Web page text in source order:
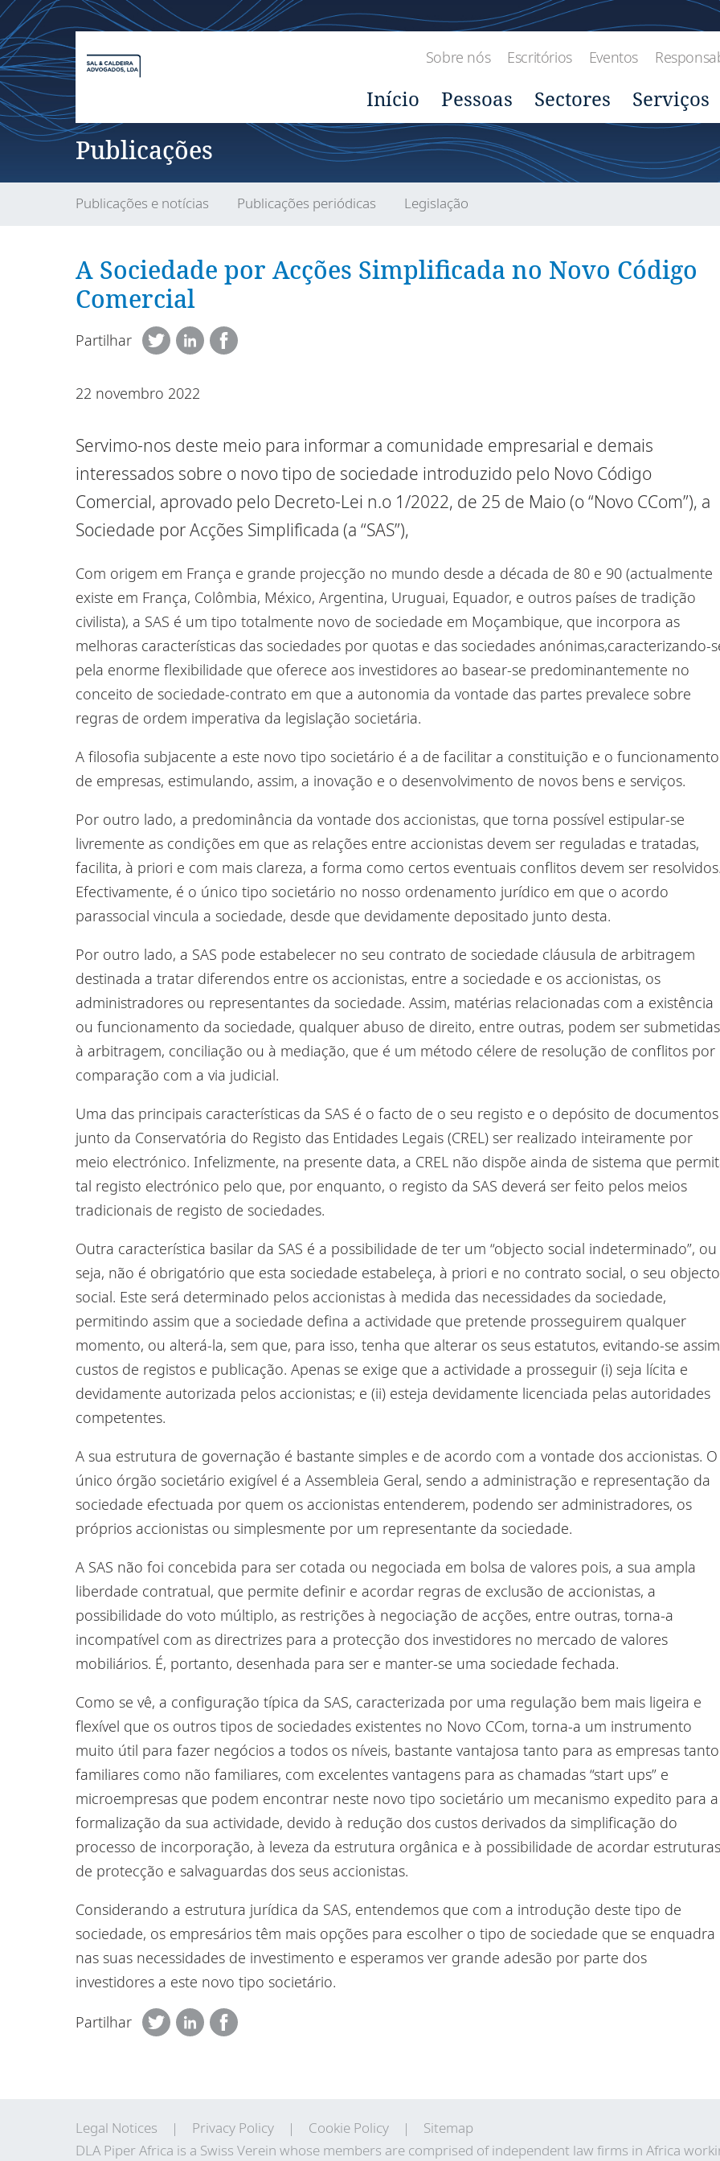
Sobre nós Escritórios Eventos
Início Pessoas Sectores Serviços
Publicações
Publicações e notícias Publicações periódicas Legislação
A Sociedade por Acções Simplificada no Novo Código
Comercial
Partilhar
22 novembro 2022
Servimo-nos deste meio para informar a comunidade empresarial e demais
interessados sobre o novo tipo de sociedade introduzido pelo Novo Código
Comercial, aprovado pelo Decreto-Lei n.o 1/2022, de 25 de Maio (o“Novo CCom”), a
Sociedade por Acções Simplificada (a “SAS”),
Com origem em França e grande projecção no mundo desde a década de 80 e 90 (actualmente
existe em França, Colômbia, México, Argentina, Uruguai, Equador, e outros países de tradição
civilista), a SAS é um tipo totalmente novo de sociedade em Moçambique, que incorpora as
melhoras características das sociedades por quotas e das sociedades anónimas,caracterizando-
pela enorme flexibilidade que oferece aos investidores ao basear-se predominantemente no
conceito de sociedade-contrato em que a autonomia da vontade das partes prevalece sobre
regras de ordem imperativa da legislação societária.
A filosofia subjacente a este novo tipo societário é a de facilitar a constituição e o funcionamento
de empresas, estimulando, assim, a inovação e o desenvolvimento de novos bens e serviços.
Por outro lado, a predominância da vontade dos accionistas, que torna possível estipular-se
livremente as condições em que as relações entre accionistas devem ser reguladas e tratadas,
facilita, à priori e com mais clareza, a forma como certos eventuais conflitos devem ser
Efectivamente, é o único tipo societário no nosso ordenamento jurídico em que o acordo
parassocial vincula a sociedade, desde que devidamente depositado junto desta.
Por outro lado, a SAS pode estabelecer no seu contrato de sociedade cláusula de arbitragem
destinada a tratar diferendos entre os accionistas, entre a sociedade e os accionistas, os
administradores ou representantes da sociedade. Assim, matérias relacionadas com a existência
ou funcionamento da sociedade, qualquer abuso de direito, entre outras, podem ser submetidas
à arbitragem, conciliação ou à mediação, que é um método célere de resolução de conflitos por
comparação com a via judicial.
Uma das principais características da SAS é o facto de o seu registo e o depósito de documentos
junto da Conservatória do Registo das Entidades Legais (CREL) ser realizado inteiramente por
meio electrónico. Infelizmente, na presente data, a CREL não dispõe ainda de sistema que
tal registo electrónico pelo que, por enquanto, o registo da SAS deverá ser feito pelos meios
tradicionais de registo de sociedades.
Outra característica basilar da SAS é a possibilidade de ter um “objecto social indeterminado”, ou
seja, não é obrigatório que esta sociedade estabeleça, à priori e no contrato social, o seu objecto
social. Este será determinado pelos accionistas à medida das necessidades da sociedade,
permitindo assim que a sociedade defina a actividade que pretende prosseguirem qualquer
momento, ou alterá-la, sem que, para isso, tenha que alterar os seus estatutos, evitando-se assim
custos de registos e publicação. Apenas se exige que a actividade a prosseguir (i) seja lícita e
devidamente autorizada pelos accionistas; e (ii) esteja devidamente licenciada pelas autoridades
competentes.
A sua estrutura de governação é bastante simples e de acordo com a vontade dos accionistas. O
único órgão societário exigível é a Assembleia Geral, sendo a administração e representação da
sociedade efectuada por quem os accionistas entenderem, podendo ser administradores, os
próprios accionistas ou simplesmente por um representante da sociedade.
A SAS não foi concebida para ser cotada ou negociada em bolsa de valores pois, a sua ampla
liberdade contratual, que permite definir e acordar regras de exclusão de accionistas, a
possibilidade do voto múltiplo, as restrições à negociação de acções, entre outras, torna-a
incompatível com as directrizes para a protecção dos investidores no mercado de valores
mobiliários. É, portanto, desenhada para ser e manter-se uma sociedade fechada.
Como se vê, a configuração típica da SAS, caracterizada por uma regulação bem mais ligeira e
flexível que os outros tipos de sociedades existentes no Novo CCom, torna-a um instrumento
muito útil para fazer negócios a todos os níveis, bastante vantajosa tanto para as empresas tanto
familiares como não familiares, com excelentes vantagens para as chamadas “start ups” e
microempresas que podem encontrar neste novo tipo societário um mecanismo expedito para a
formalização da sua actividade, devido à redução dos custos derivados da simplificação do
processo de incorporação, à leveza da estrutura orgânica e à possibilidade de acordar estruturas
de protecção e salvaguardas dos seus accionistas.
Considerando a estrutura jurídica da SAS, entendemos que com a introdução deste tipo de
sociedade, os empresários têm mais opções para escolher o tipo de sociedade que se enquadra
nas suas necessidades de investimento e esperamos ver grande adesão por parte dos
investidores a este novo tipo societário.
Partilhar
Legal Notices Privacy Policy Cookie Policy
Sitemap
DLA Piper Africa is a Swiss Verein whose members are comprised of independent law firms in Africa